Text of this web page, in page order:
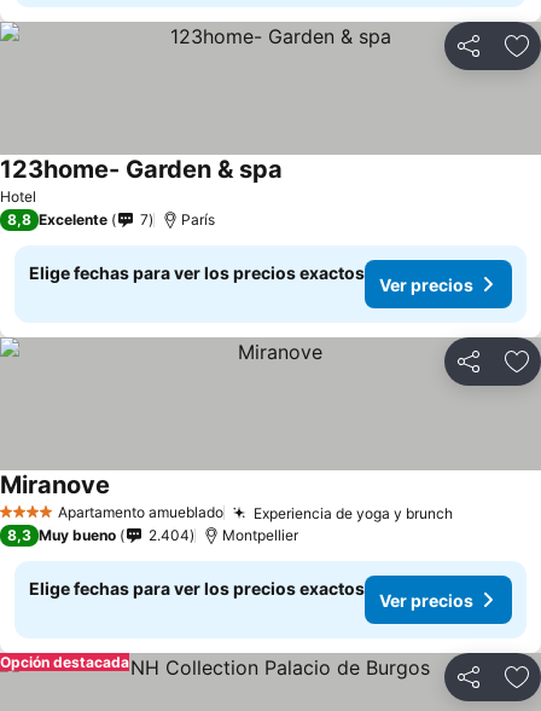
Compartir
Hotel
123home- Garden & spa
8,8 Excelente 7 París
Elige fechas para ver los precios exactos
Ver precios
Compartir
4 EstrellasApartamento amueblado Experiencia de yoga y brunch
Miranove
8,3 Muy bueno 2.404 Montpellier
Elige fechas para ver los precios exactos
Ver precios
Compartir
Opción destacada